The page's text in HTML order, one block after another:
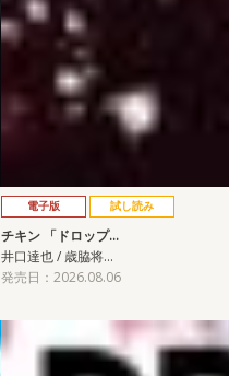
電子版 試し読み
チキン 「ドロップ…
井口達也 / 歳脇将…
発売日：2026.08.06